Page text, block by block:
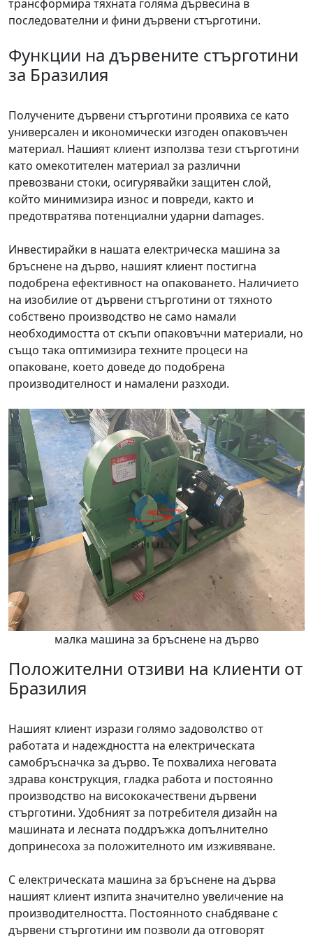
трансформира тяхната голяма дървесина в
последователни и фини дървени стърготини.
Функции на дървените стърготини
за Бразилия
Получените дървени стърготини проявиха се като
универсален и икономически изгоден опаковъчен
материал. Нашият клиент използва тези стърготини
като омекотителен материал за различни
превозвани стоки, осигурявайки защитен слой,
който минимизира износ и повреди, както и
предотвратява потенциални ударни damages.
Инвестирайки в нашата електрическа машина за
бръснене на дърво, нашият клиент постигна
подобрена ефективност на опаковането. Наличието
на изобилие от дървени стърготини от тяхното
собствено производство не само намали
необходимостта от скъпи опаковъчни материали, но
също така оптимизира техните процеси на
опаковане, което доведе до подобрена
производителност и намалени разходи.
малка машина за бръснене на дърво
Положителни отзиви на клиенти от
Бразилия
Нашият клиент изрази голямо задоволство от
работата и надеждността на електрическата
самобръсначка за дърво. Те похвалиха неговата
здрава конструкция, гладка работа и постоянно
производство на висококачествени дървени
стърготини. Удобният за потребителя дизайн на
машината и лесната поддръжка допълнително
допринесоха за положителното им изживяване.
С електрическата машина за бръснене на дърва
нашият клиент изпита значително увеличение на
производителността. Постоянното снабдяване с
дървени стърготини им позволи да отговорят